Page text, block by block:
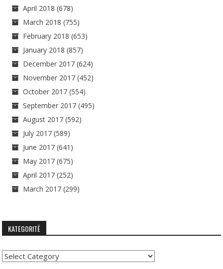
April 2018 (678)
March 2018 (755)
February 2018 (653)
January 2018 (857)
December 2017 (624)
November 2017 (452)
October 2017 (554)
September 2017 (495)
August 2017 (592)
July 2017 (589)
June 2017 (641)
May 2017 (675)
April 2017 (252)
March 2017 (299)
KATEGORITË
Kategoritë